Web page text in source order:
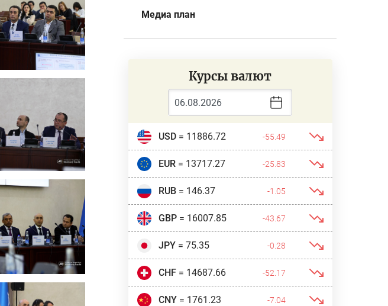
Медиа план
Курсы валют
USD= 11886.72 -55.49
EUR= 13717.27 -25.83
RUB= 146.37 -1.05
GBP= 16007.85 -43.67
JPY= 75.35 -0.28
CHF= 14687.66 -52.17
CNY= 1761.23 -7.04